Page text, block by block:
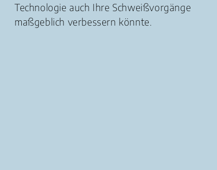
Technologie auch Ihre Schweißvorgänge
maßgeblich verbessern könnte.